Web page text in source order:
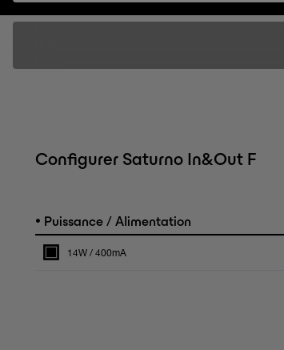
Configurer Saturno In&Out F
• Puissance / Alimentation
14W / 400mA